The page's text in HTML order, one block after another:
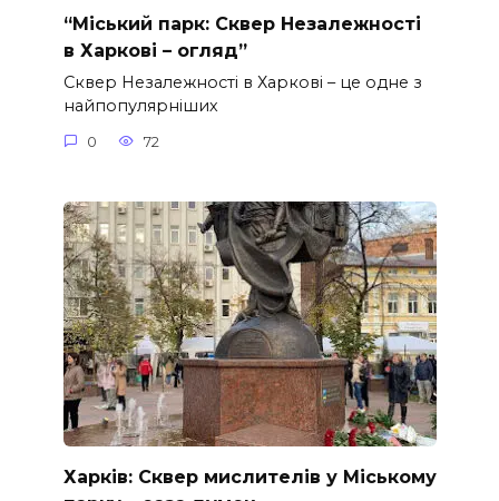
“Міський парк: Сквер Незалежності
в Харкові – огляд”
Сквер Незалежності в Харкові – це одне з
найпопулярніших
0 72
Харків: Сквер мислителів у Міському